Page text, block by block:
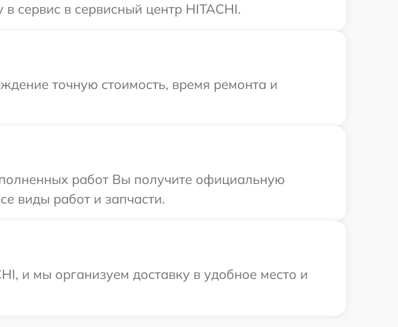
сервис в сервисный центр HITACHI.
точную стоимость, время ремонта и
работ Вы получите официальную
виды работ и запчасти.
и мы организуем доставку в удобное место и